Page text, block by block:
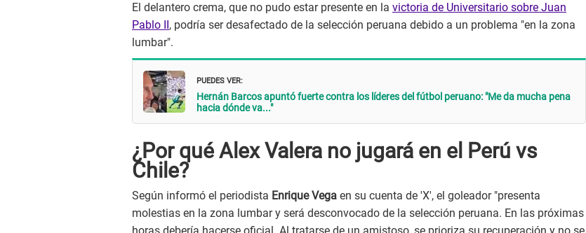
El delantero crema, que no pudo estar presente en la victoria de Universitario sobre Juan
Pablo II , podría ser desafectado de la selección peruana debido a un problema "en la zona
lumbar".
PUEDES VER:
Hernán Barcos apuntó fuerte contra los líderes del fútbol peruano: "Me da mucha pena
hacia dónde va..."
¿Por qué Alex Valera no jugará en el Perú vs
Chile?
Según informó el periodista Enrique Vega en su cuenta de 'X', el goleador "presenta
molestias en la zona lumbar y será desconvocado de la selección peruana. En las próximas